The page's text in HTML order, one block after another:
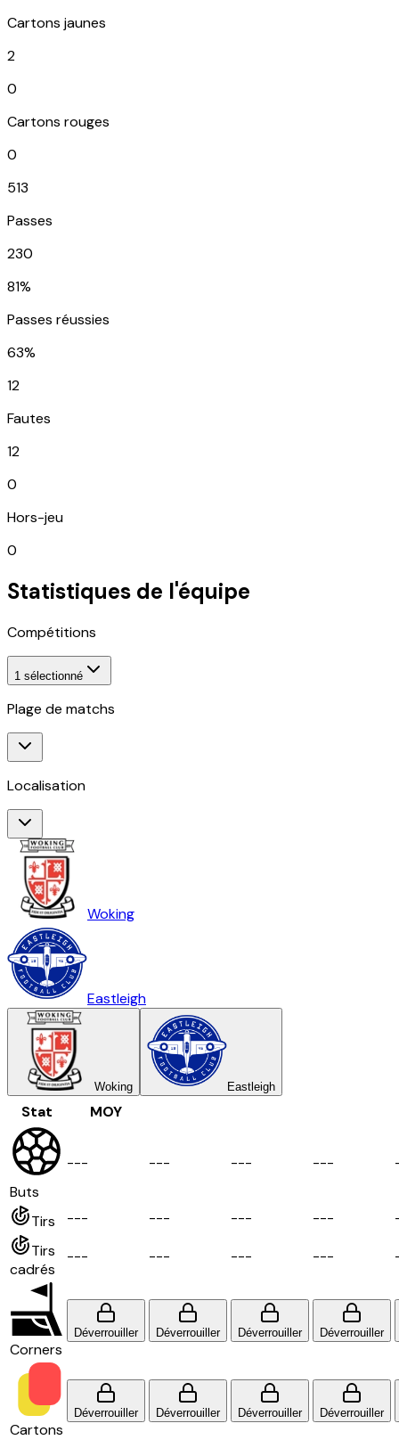
Cartons jaunes
2
0
Cartons rouges
0
513
Passes
230
81%
Passes réussies
63%
12
Fautes
12
0
Hors-jeu
0
Statistiques de l'équipe
Compétitions
1 sélectionné
Plage de matchs
Localisation
Woking
Eastleigh
Woking Eastleigh
Stat MOY
Buts
--- --- --- ---
Tirs --- --- --- ---
Tirs
cadrés
--- --- --- ---
Corners
Déverrouiller Déverrouiller Déverrouiller Déverrouiller
Cartons
Déverrouiller Déverrouiller Déverrouiller Déverrouiller